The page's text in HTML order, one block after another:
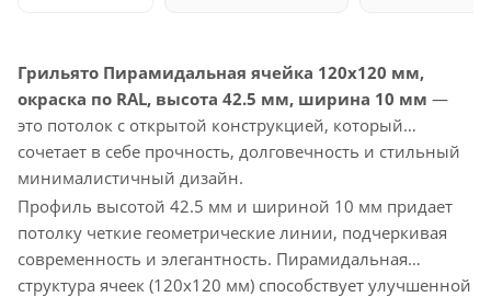
Грильято Пирамидальная ячейка 120х120 мм,
окраска по RAL, высота 42.5 мм, ширина 10 мм —
это потолок с открытой конструкцией, который
сочетает в себе прочность, долговечность и стильный
минималистичный дизайн.
Профиль высотой 42.5 мм и шириной 10 мм придает
потолку четкие геометрические линии, подчеркивая
современность и элегантность. Пирамидальная
структура ячеек (120х120 мм) способствует улучшенной